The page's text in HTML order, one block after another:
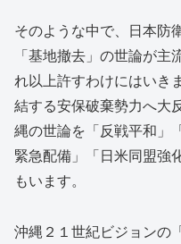
そのような中で、日本防
「基地撤去」の世論が
れ以上許すわけにはいき
結する安保破棄勢力へ大
縄の世論を「反戦平和」
緊急配備」「日米同盟強
もいます。
沖縄２１世紀ビジョンの